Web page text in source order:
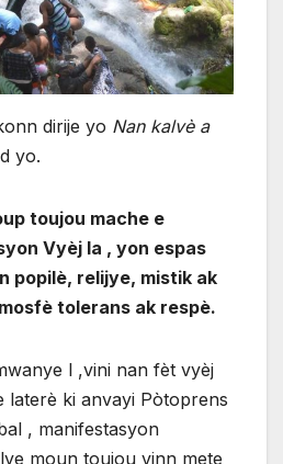
dirije yo Nan kalvè a
yo.
toujou mache e
Vyèj la , yon espas
popilè, relijye, mistik ak
tolerans ak respè.
l ,vini nan fèt vyèj
laterè ki anvayi Pòtoprens
, manifestasyon
moun toujou vinn mete